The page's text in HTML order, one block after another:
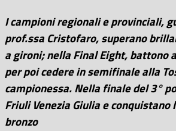
I campioni regionali e provinciali,
prof.ssa Cristofaro, superano
a gironi; nella Final Eight, battono
per poi cedere in semifinale alla
campionessa. Nella finale del 3°
Friuli Venezia Giulia e conquistano
bronzo